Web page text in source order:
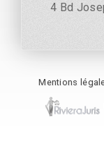
4 Bd
Mentions